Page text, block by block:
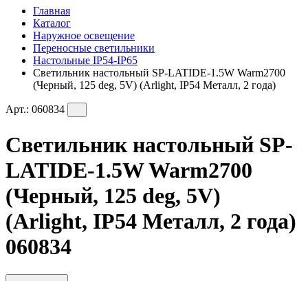
Главная
Каталог
Наружное освещение
Переносные светильники
Настольные IP54-IP65
Светильник настольный SP-LATIDE-1.5W Warm2700
(Черный, 125 deg, 5V) (Arlight, IP54 Металл, 2 года)
Арт.: 060834
Светильник настольный SP-
LATIDE-1.5W Warm2700
(Черный, 125 deg, 5V)
(Arlight, IP54 Металл, 2 года)
060834